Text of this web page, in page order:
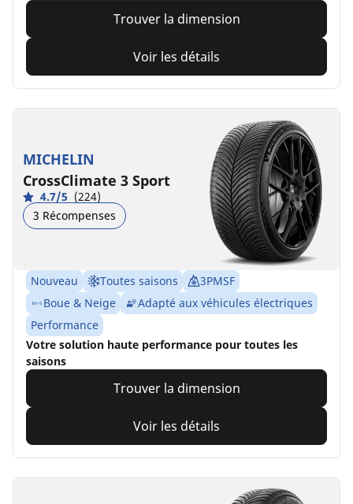
Trouver la dimension
Voir les détails
MICHELIN
CrossClimate 3 Sport
4.7/5 (224)
3 Récompenses
Nouveau Toutes saisons
3PMSF
Boue & Neige
Adapté aux véhicules électriques
Performance
Votre solution haute performance pour toutes les
saisons
Trouver la dimension
Voir les détails